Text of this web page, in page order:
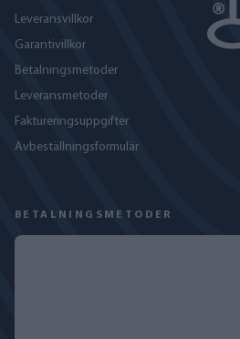
Leveransvillkor
Garantivillkor
Betalningsmetoder
Leveransmetoder
Faktureringsuppgifter
Avbeställningsformulär
BETALNINGSMETODER